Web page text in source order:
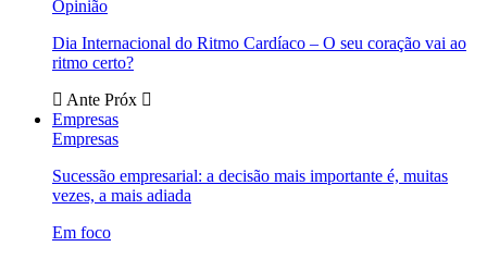
Opinião
Dia Internacional do Ritmo Cardíaco – O seu coração vai ao
ritmo certo?
Ante Próx
Empresas
Empresas
Sucessão empresarial: a decisão mais importante é, muitas
vezes, a mais adiada
Em foco